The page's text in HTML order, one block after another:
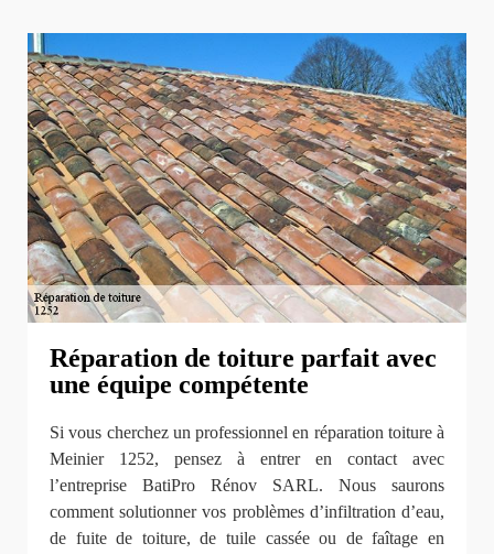
Réparation de toiture parfait avec
une équipe compétente
Si vous cherchez un professionnel en réparation toiture à
Meinier 1252, pensez à entrer en contact avec
l’entreprise BatiPro Rénov SARL. Nous saurons
comment solutionner vos problèmes d’infiltration d’eau,
de fuite de toiture, de tuile cassée ou de faîtage en